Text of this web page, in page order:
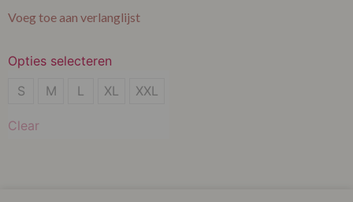
Voeg toe aan verlanglijst
Opties selecteren
S
XL
S M L XL XXL
Clear